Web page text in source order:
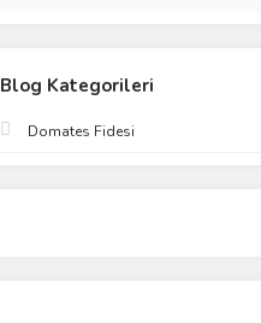
Blog Kategorileri
Domates Fidesi